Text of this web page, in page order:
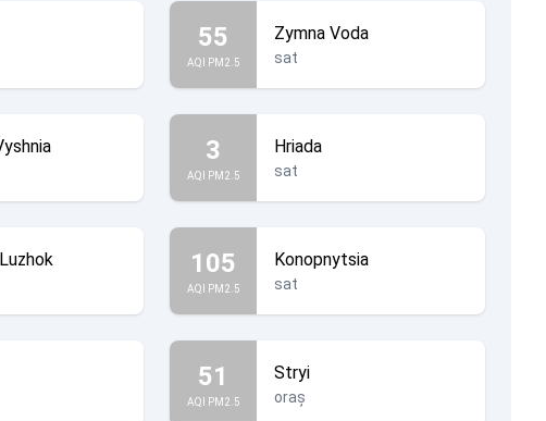
55
AQI PM2.5
Zymna Voda
sat
3
AQI PM2.5
Hriada
sat
105
AQI PM2.5
Konopnytsia
sat
51
AQI PM2.5
Stryi
oraș